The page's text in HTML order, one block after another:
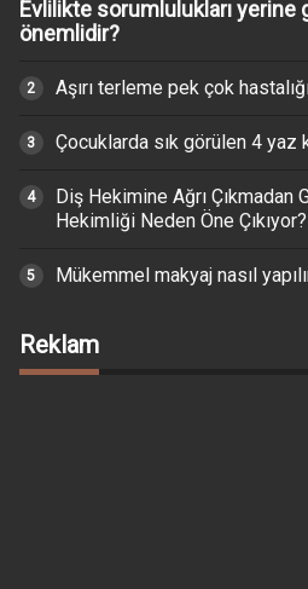
Evlilikte sorumlulukları
önemlidir?
Aşırı terleme pek çok
Çocuklarda sık görülen 4 yaz
Diş Hekimine Ağrı Çıkmadan
Hekimliği Neden Öne Çıkıyor?
Mükemmel makyaj nasıl
Reklam